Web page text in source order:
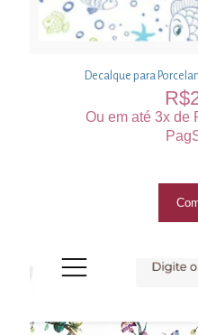
Decalque para
R$
Ou em até 3x de